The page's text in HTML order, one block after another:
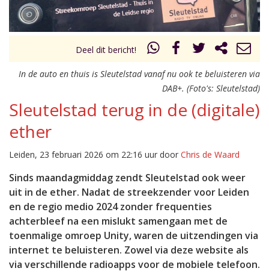
Deel dit bericht!
In de auto en thuis is Sleutelstad vanaf nu ook te beluisteren via
DAB+. (Foto's: Sleutelstad)
Sleutelstad terug in de (digitale)
ether
Leiden, 23 februari 2026 om 22:16 uur door Chris de Waard
Sinds maandagmiddag zendt Sleutelstad ook weer
uit in de ether. Nadat de streekzender voor Leiden
en de regio medio 2024 zonder frequenties
achterbleef na een mislukt samengaan met de
toenmalige omroep Unity, waren de uitzendingen via
internet te beluisteren. Zowel via deze website als
via verschillende radioapps voor de mobiele telefoon.